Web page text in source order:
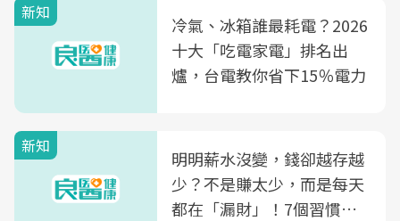
光田醫院建構360度女性健
康照護生態圈
新知
冷氣、冰箱誰最耗電？2026
十大「吃電家電」排名出
爐，台電教你省下15％電力
新知
明明薪水沒變，錢卻越存越
少？不是賺太少，而是每天
都在「漏財」！7個習慣一